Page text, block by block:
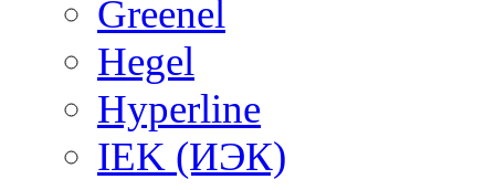
Greenel
Hegel
Hyperline
IEK (ИЭК)